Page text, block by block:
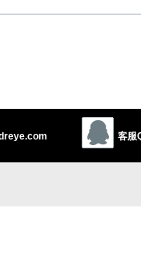
来源于：《英汉大辞典》
客服